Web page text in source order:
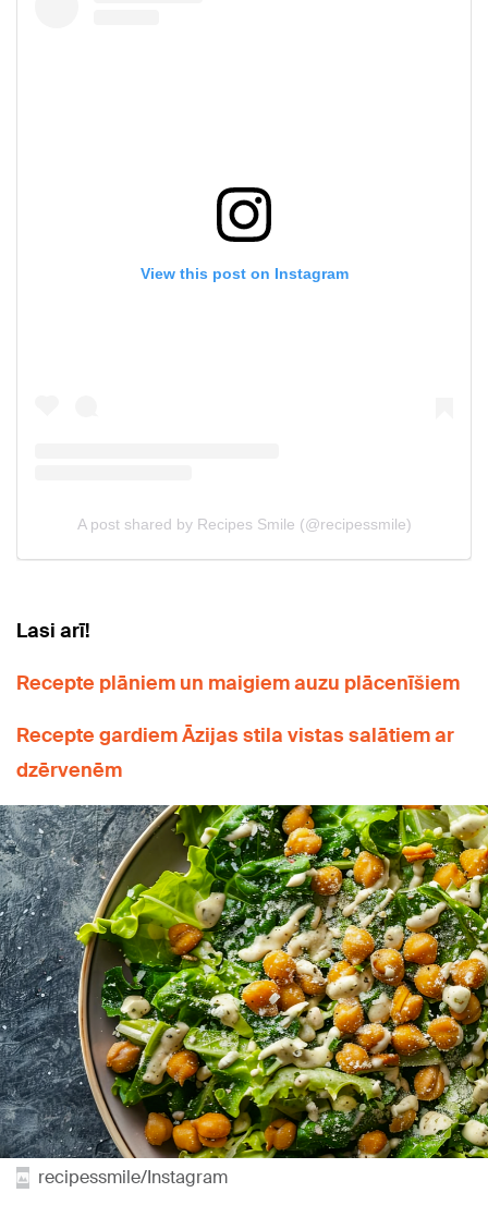
Lasi arī!
Recepte plāniem un maigiem auzu plācenīšiem
Recepte gardiem Āzijas stila vistas salātiem ar
dzērvenēm
recipessmile/Instagram